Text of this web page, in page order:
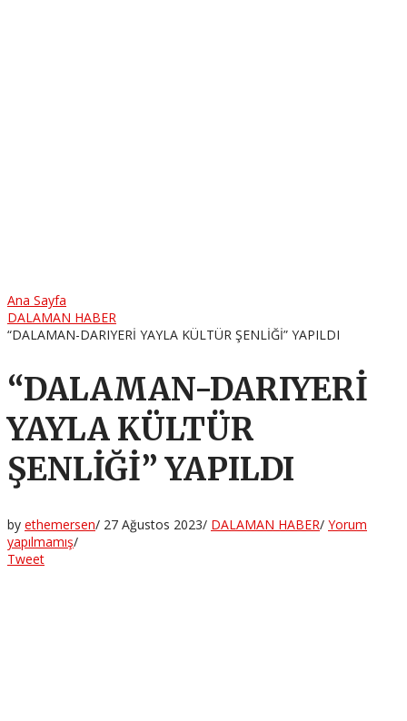
Ana Sayfa
DALAMAN HABER
“DALAMAN-DARIYERİ YAYLA KÜLTÜR ŞENLİĞİ” YAPILDI
“DALAMAN-DARIYERİ
YAYLA KÜLTÜR
ŞENLİĞİ” YAPILDI
by ethemersen/ 27 Ağustos 2023/ DALAMAN HABER/ Yorum
yapılmamış/
Tweet